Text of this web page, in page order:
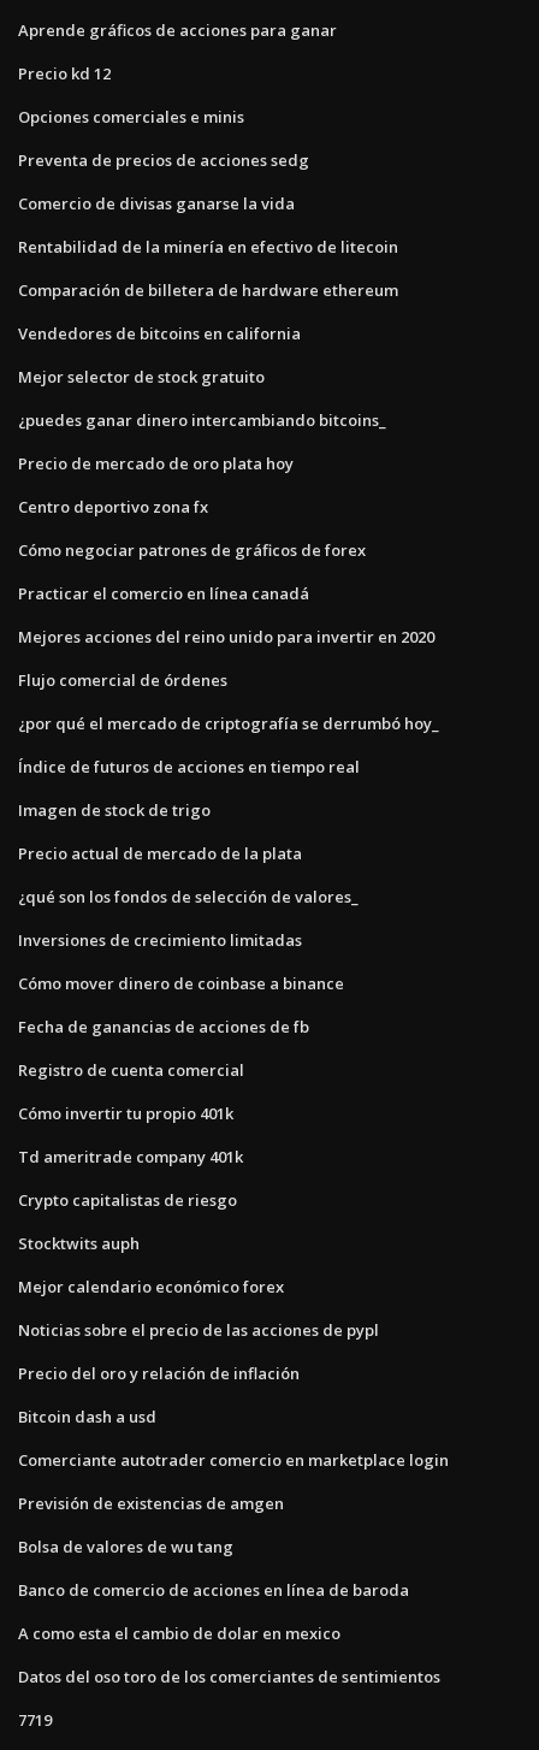
Aprende gráficos de acciones para ganar
Precio kd 12
Opciones comerciales e minis
Preventa de precios de acciones sedg
Comercio de divisas ganarse la vida
Rentabilidad de la minería en efectivo de litecoin
Comparación de billetera de hardware ethereum
Vendedores de bitcoins en california
Mejor selector de stock gratuito
¿puedes ganar dinero intercambiando bitcoins_
Precio de mercado de oro plata hoy
Centro deportivo zona fx
Cómo negociar patrones de gráficos de forex
Practicar el comercio en línea canadá
Mejores acciones del reino unido para invertir en 2020
Flujo comercial de órdenes
¿por qué el mercado de criptografía se derrumbó hoy_
Índice de futuros de acciones en tiempo real
Imagen de stock de trigo
Precio actual de mercado de la plata
¿qué son los fondos de selección de valores_
Inversiones de crecimiento limitadas
Cómo mover dinero de coinbase a binance
Fecha de ganancias de acciones de fb
Registro de cuenta comercial
Cómo invertir tu propio 401k
Td ameritrade company 401k
Crypto capitalistas de riesgo
Stocktwits auph
Mejor calendario económico forex
Noticias sobre el precio de las acciones de pypl
Precio del oro y relación de inflación
Bitcoin dash a usd
Comerciante autotrader comercio en marketplace login
Previsión de existencias de amgen
Bolsa de valores de wu tang
Banco de comercio de acciones en línea de baroda
A como esta el cambio de dolar en mexico
Datos del oso toro de los comerciantes de sentimientos
7719